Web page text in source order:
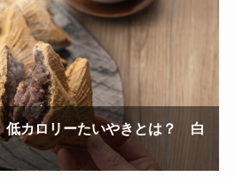
カロリーたいやきとは？ 白